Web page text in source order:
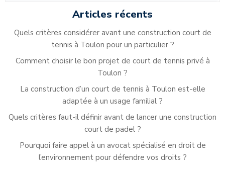
Articles récents
Quels critères considérer avant une construction court de
tennis à Toulon pour un particulier ?
Comment choisir le bon projet de court de tennis privé à
Toulon ?
La construction d’un court de tennis à Toulon est-elle
adaptée à un usage familial ?
Quels critères faut-il définir avant de lancer une construction
court de padel ?
Pourquoi faire appel à un avocat spécialisé en droit de
l’environnement pour défendre vos droits ?